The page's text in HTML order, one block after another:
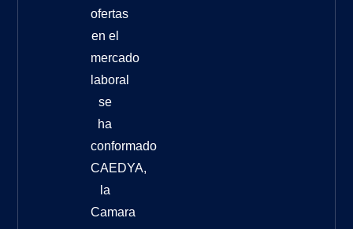
ofertas
en el
mercado
laboral
se
ha
conformado
CAEDYA,
la
Camara